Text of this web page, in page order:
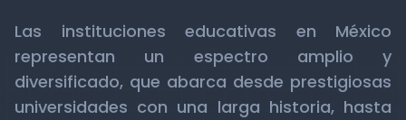
Las instituciones educativas en México
representan un espectro amplio y
diversificado, que abarca desde prestigiosas
universidades con una larga historia, hasta